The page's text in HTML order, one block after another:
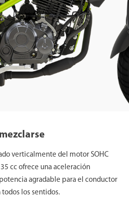
cantidad de potencia posible, una
segmento. El marco es un
Esto proporciona la rigidez
combinada con un confort
en carretera.
brindan la maniobrabilidad
del tráfico o recorrer tu sinuosa
para adaptarse a casi todo el
una combinación de tacómetro
y la llave es de tipo navaja
último en tecnología e incluyen
verticalmente del motor SOHC
cc ofrece una aceleración
agradable para el conductor
los sentidos.